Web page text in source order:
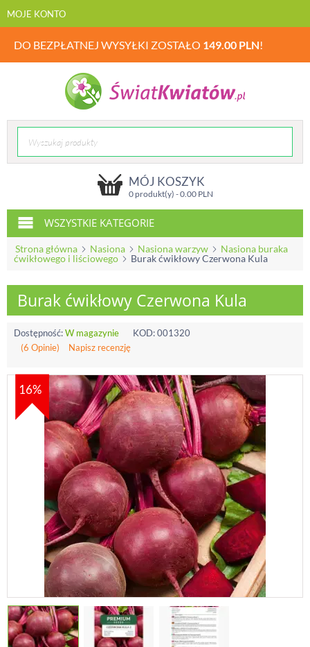
MOJE KONTO
DO BEZPŁATNEJ WYSYŁKI ZOSTAŁO 149.00 PLN!
MÓJ KOSZYK
0 produkt(y) -0.00PLN
WSZYSTKIE KATEGORIE
Strona główna Nasiona Nasiona warzyw
Nasiona buraka
ćwikłowego i liściowego
Burak ćwikłowy Czerwona Kula
Burak ćwikłowy Czerwona Kula
Dostępność:W magazynie KOD:001320
(6 Opinie)
Napisz recenzję
16%